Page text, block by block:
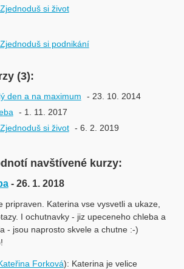
si život
si podnikání
(3):
den a na maximum
- 23. 10. 2014
- 1. 11. 2017
si život - 6. 2. 2019
navštívené kurzy:
- 26. 1. 2018
pripraven. Katerina vse vysvetli a ukaze,
I ochutnavky - jiz upeceneho chleba a
- jsou naprosto skvele a chutne :-)
Forková): Katerina je velice